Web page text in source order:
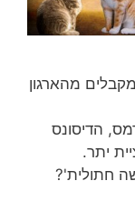
מהארגון
הדיסונס
יתר.
חתולית'?